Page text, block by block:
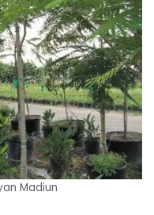
Madiun